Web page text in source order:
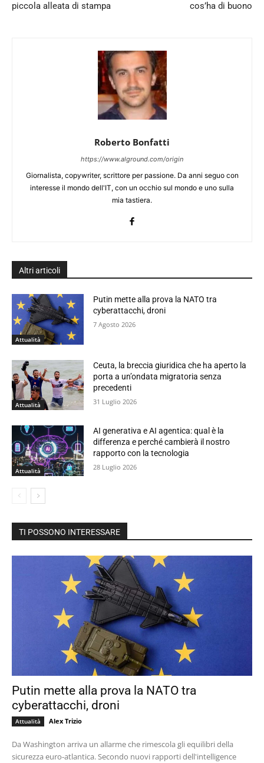
piccola alleata di stampa
cos’ha di buono
Roberto Bonfatti
https://www.alground.com/origin
Giornalista, copywriter, scrittore per passione. Da anni seguo con
interesse il mondo dell'IT, con un occhio sul mondo e uno sulla
mia tastiera.
Altri articoli
Attualità
Putin mette alla prova la NATO tra
cyberattacchi, droni
7 Agosto 2026
Attualità
Ceuta, la breccia giuridica che ha aperto la
porta a un’ondata migratoria senza
precedenti
31 Luglio 2026
Attualità
AI generativa e AI agentica: qual è la
differenza e perché cambierà il nostro
rapporto con la tecnologia
28 Luglio 2026
TI POSSONO INTERESSARE
Putin mette alla prova la NATO tra
cyberattacchi, droni
Attualità Alex Trizio
Da Washington arriva un allarme che rimescola gli equilibri della
sicurezza euro-atlantica. Secondo nuovi rapporti dell'intelligence